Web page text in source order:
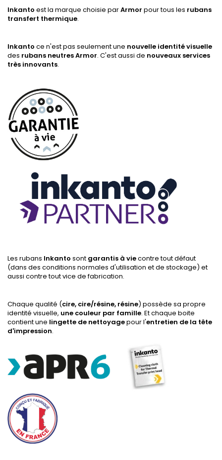
Inkanto est la marque choisie parArmor pour tous les rubans
transfert thermique.
Inkanto ce n'est pas seulement une nouvelle identité visuelle
des rubans neutres Armor. C'est aussi de nouveaux services
très innovants.
Les rubans Inkanto sont garantis à viecontre tout défaut
(dans des conditions normales d'utilisation et de stockage) et
aussi contre tout vice de fabrication.
Chaque qualité (cire, cire/résine, résine) possède sa propre
identité visuelle, une couleur par famille. Et chaque boite
contient une lingette de nettoyagepour l'entretien de la tête
d'impression.